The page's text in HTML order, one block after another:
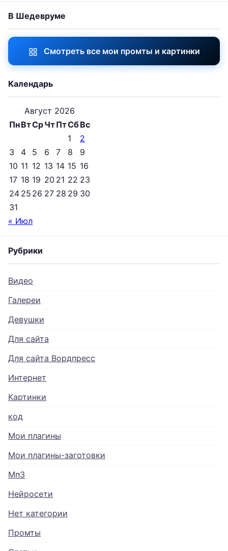
В Шедевруме
Смотреть все мои промты и картинки
Календарь
Август 2026
ПнВтСрЧтПтСбВс
1
2
3
4 5 6 7 8
9
10 11 12 13 14 15 16
17 18 19 20 21 22 23
24 25 26 27 28 29 30
31
« Июл
Рубрики
Видео
Галереи
Девушки
Для сайта
Для сайта Вордпресс
Интернет
Картинки
код
Мои плагины
Мои плагины-заготовки
Мп3
Нейросети
Нет категории
Промты